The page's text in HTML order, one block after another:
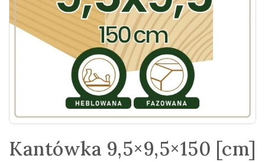
Kantówka 9,5×9,5×150 [cm]